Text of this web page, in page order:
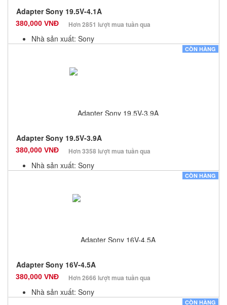
Adapter Sony 19.5V-4.1A
380,000 VNĐ Hơn 2851 lượt mua tuần qua
Nhà sản xuất: Sony
Số lượng: 10
CÒN HÀNG
Adapter Sony 19.5V-3.9A
380,000 VNĐ Hơn 3358 lượt mua tuần qua
Nhà sản xuất: Sony
CÒN HÀNG
Adapter Sony 16V-4.5A
380,000 VNĐ Hơn 2666 lượt mua tuần qua
Nhà sản xuất: Sony
CÒN HÀNG